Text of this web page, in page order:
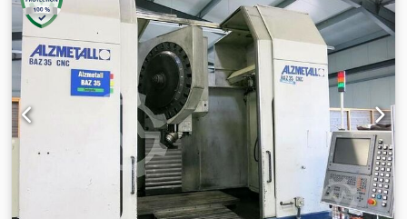
Potrebni prostor cca 4,2x3,3x3,15 m Tehnički podaci su
preuzeti od proizvođača ili prethodnog vlasnika i nisu
obavezujući za nas. Pridržavamo pravo na prethodnu
prodaju; primenjuju se isključivo naši uslovi poslovanja i
prodaje. O nama više od 400 sopstvenih mašina na lageru
preko 15.000 m² skladišnog prostora, kapacitet dizanja 70 t
preko 10.000 artikala dodatne opreme za vašu radionicu
Ako želite da prodate mašine, proizvodne linije ili svoju
firmu, kontaktirajte nas. Ostale ponude možete pronaći na
našem sajtu. Razgledanje je moguće uz prethodnu najavu.
Radujemo se vašoj poseti. Vaš Markus Hirsch tim